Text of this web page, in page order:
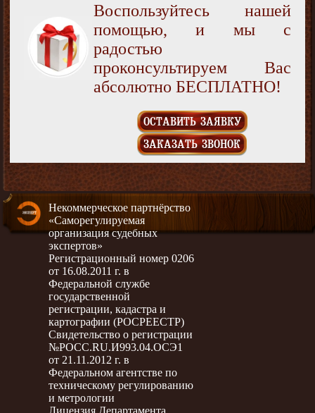
Воспользуйтесь нашей
помощью, и мы с
радостью
проконсультируем Вас
абсолютно БЕСПЛАТНО!
ОСТАВИТЬ ЗАЯВКУ
ЗАКАЗАТЬ ЗВОНОК
Некоммерческое партнёрство
«Саморегулируемая
организация судебных
экспертов»
Регистрационный номер 0206
от 16.08.2011 г. в
Федеральной службе
государственной
регистрации, кадастра и
картографии (РОСРЕЕСТР)
Свидетельство о регистрации
№РОСС.RU.И993.04.ОСЭ1
от 21.11.2012 г. в
Федеральном агентстве по
техническому регулированию
и метрологии
Лицензия Департамента